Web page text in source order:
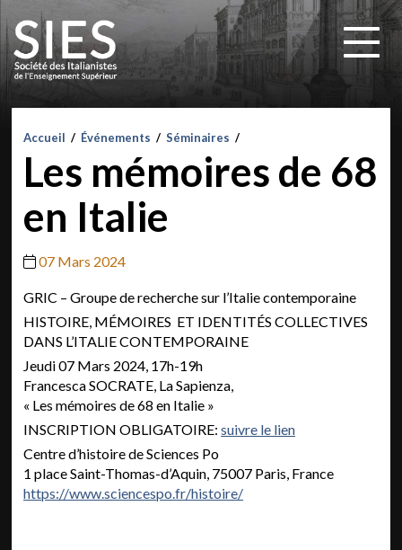
Accueil / Événements / Séminaires /
Les mémoires de 68
en Italie
07 Mars 2024
GRIC – Groupe de recherche sur l’Italie contemporaine
HISTOIRE, MÉMOIRES ET IDENTITÉS COLLECTIVES
DANS L’ITALIE CONTEMPORAINE
Jeudi 07 Mars 2024, 17h-19h
Francesca SOCRATE, La Sapienza,
« Les mémoires de 68 en Italie »
INSCRIPTION OBLIGATOIRE:suivre le lien
Centre d’histoire de Sciences Po
1 place Saint-Thomas-d’Aquin, 75007 Paris, France
https://www.sciencespo.fr/histoire/